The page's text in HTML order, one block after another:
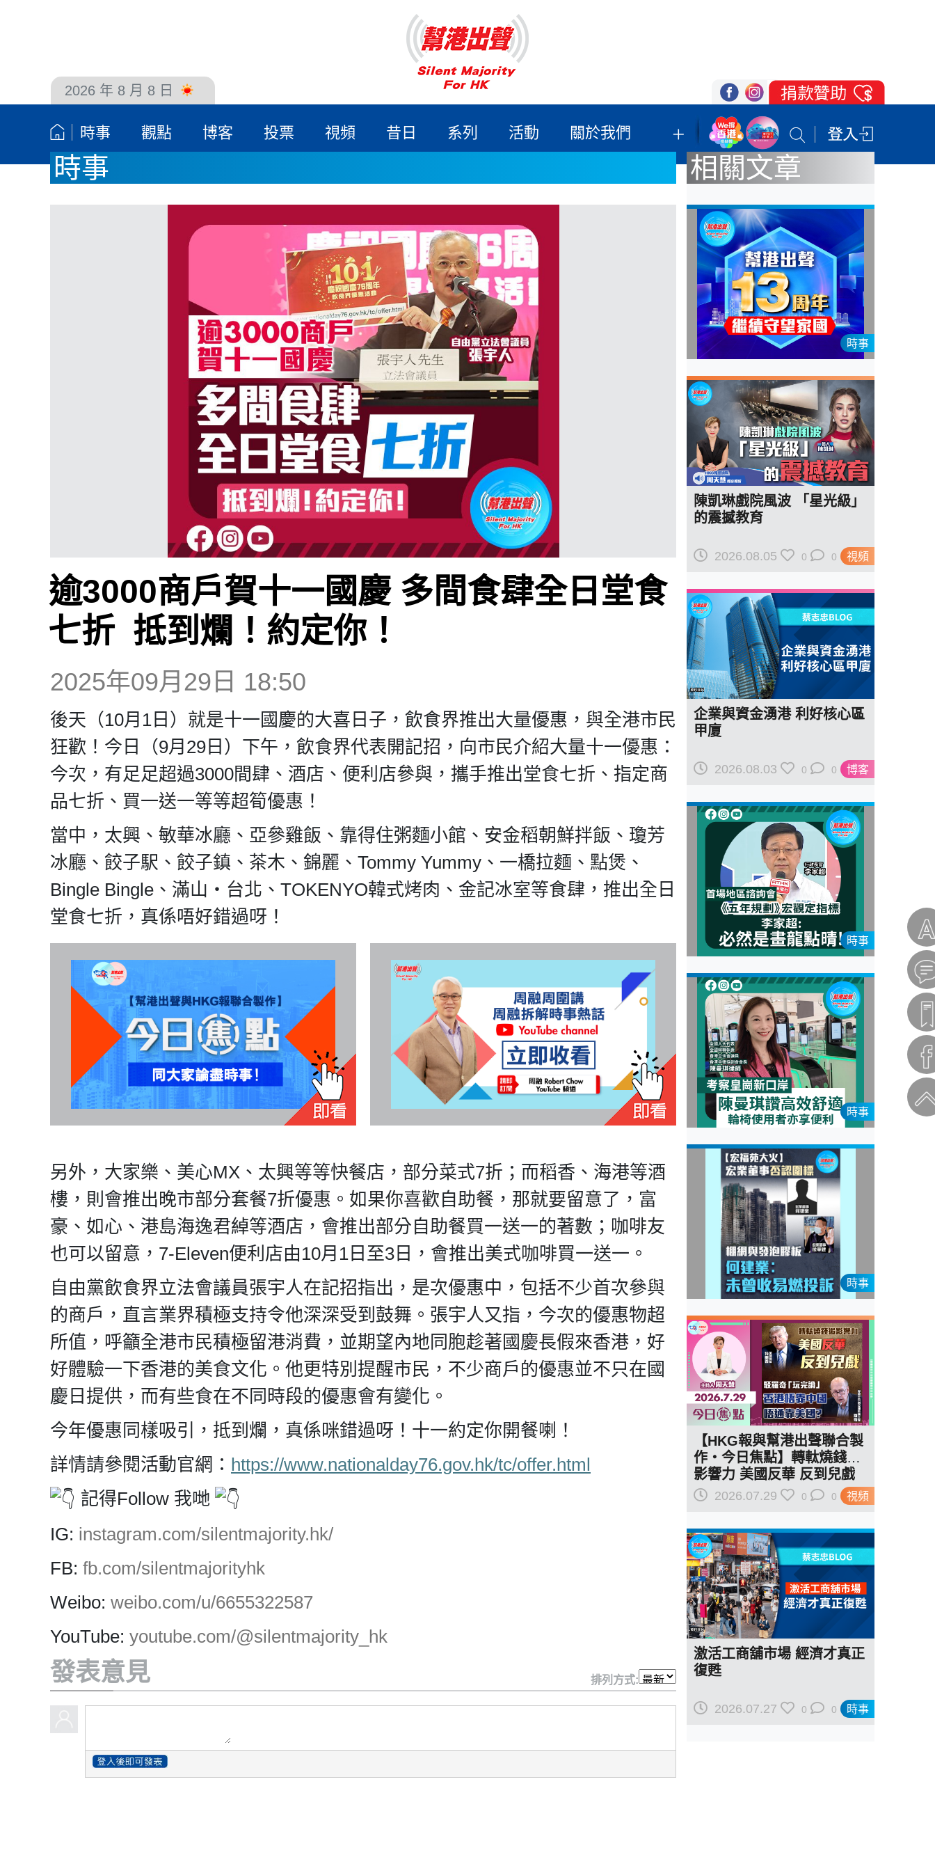
2026 年 8 月 8 日
時事 觀點 博客 投票 視頻 昔日 系列 活動 關於我們 我們的立場 登記支持 聯絡我們
時事
逾3000商戶賀十一國慶 多間食肆全日堂食
七折 抵到爛！約定你！
2025年09月29日 18:50
後天（10月1日）就是十一國慶的大喜日子，飲食界推出大量優惠，與全港市民
狂歡！今日（9月29日）下午，飲食界代表開記招，向市民介紹大量十一優惠：
今次，有足足超過3000間肆、酒店、便利店參與，攜手推出堂食七折、指定商
品七折、買一送一等等超筍優惠！
當中，太興、敏華冰廳、亞參雞飯、靠得住粥麵小館、安金稻朝鮮拌飯、瓊芳
冰廳、餃子駅、餃子鎮、茶木、錦麗、Tommy Yummy、一橋拉麵、點煲、
Bingle Bingle、滿山‧台北、TOKENYO韓式烤肉、金記冰室等食肆，推出全日
堂食七折，真係唔好錯過呀！
另外，大家樂、美心MX、太興等等快餐店，部分菜式7折；而稻香、海港等酒
樓，則會推出晚市部分套餐7折優惠。如果你喜歡自助餐，那就要留意了，富
豪、如心、港島海逸君綽等酒店，會推出部分自助餐買一送一的著數；咖啡友
也可以留意，7-Eleven便利店由10月1日至3日，會推出美式咖啡買一送一。
自由黨飲食界立法會議員張宇人在記招指出，是次優惠中，包括不少首次參與
的商戶，直言業界積極支持令他深深受到鼓舞。張宇人又指，今次的優惠物超
所值，呼籲全港市民積極留港消費，並期望內地同胞趁著國慶長假來香港，好
好體驗一下香港的美食文化。他更特別提醒市民，不少商戶的優惠並不只在國
慶日提供，而有些食在不同時段的優惠會有變化。
今年優惠同樣吸引，抵到爛，真係咪錯過呀！十一約定你開餐喇！
詳情請參閱活動官網： https://www.nationalday76.gov.hk/tc/offer.html
記得Follow 我哋
IG: instagram.com/silentmajority.hk/
FB: fb.com/silentmajorityhk
Weibo: weibo.com/u/6655322587
YouTube: youtube.com/@silentmajority_hk
發表意見 排列方式:
相關文章
時事
視頻
陳凱琳戲院風波 「星光級」
的震撼教育
2026.08.05 0 0
博客
企業與資金湧港 利好核心區
甲廈
2026.08.03 0 0
時事
時事
時事
視頻
【HKG報與幫港出聲聯合製
作‧今日焦點】轉軚燒錢遏
影響力 美國反華 反到兒戲
駁羅奇「玩完論」 香港唔靠
2026.07.29 0 0
時事
激活工商舖市場 經濟才真正
復甦
2026.07.27 0 0